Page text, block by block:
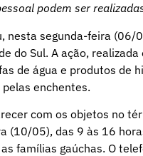
podem ser
nesta segunda-feira
do Sul. A ação,
de água e produtos de
enchentes.
com os objetos no
(10/05), das 9 às 16
famílias gaúchas. O